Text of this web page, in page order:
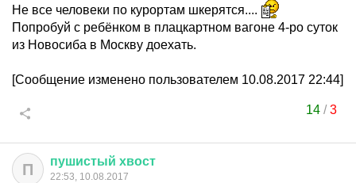
Не все человеки по курортам шкерятся....
Попробуй с ребёнком в плацкартном вагоне 4-ро суток
из Новосиба в Москву доехать.
[Сообщение изменено пользователем 10.08.2017 22:44]
14 /3
П пушистый хвост
22:53, 10.08.2017